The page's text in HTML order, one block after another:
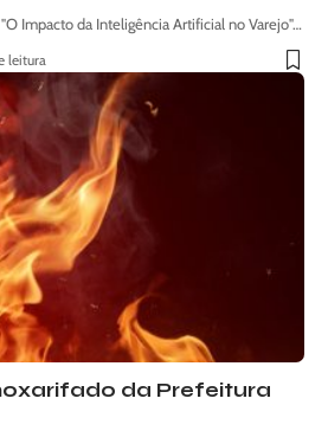
Impacto da Inteligência Artificial no Varejo"…
leitura
da Prefeitura